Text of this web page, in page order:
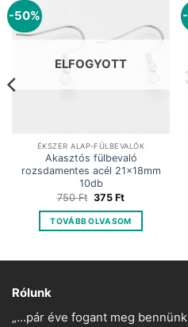
-50%
ELFOGYOTT
ÉKSZER ALAP-FÜLBEVALÓK
Akasztós fülbevaló
rozsdamentes acél 21x18mm
10db
750Ft Original
was:
750 Ft.
375FtCurrent
is:
375 Ft.
TOVÁBB OLVASOM
Rólunk
„…pár éve fogant meg